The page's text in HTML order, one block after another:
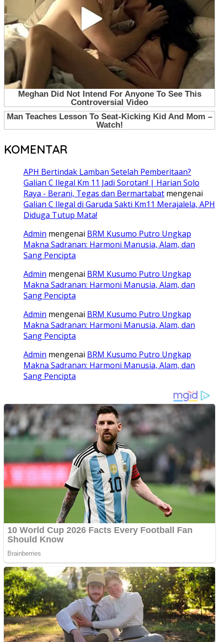
KOMENTAR
APH Bertindak Lamban Setelah Pemberitaan?
Galian C Ilegal Km 11 Jadi Sorotan! | Harian Solo
Raya - Berani, Tegas dan Bermartabat mengenai
Galian C Ilegal di Garuda Sakti Km11 Merajalela, APH
Diduga Tutup Mata!
Admin mengenai BRM Kusumo Putro Ungkap
Makna Sadranan: Harmoni Manusia, Alam, dan
Sang Pencipta
Admin mengenai BRM Kusumo Putro Ungkap
Makna Sadranan: Harmoni Manusia, Alam, dan
Sang Pencipta
Admin mengenai BRM Kusumo Putro Ungkap
Makna Sadranan: Harmoni Manusia, Alam, dan
Sang Pencipta
Admin mengenai BRM Kusumo Putro Ungkap
Makna Sadranan: Harmoni Manusia, Alam, dan
Sang Pencipta